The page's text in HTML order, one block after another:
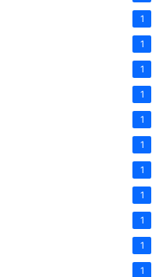
1
1
1
1
1
1
1
1
1
1
1